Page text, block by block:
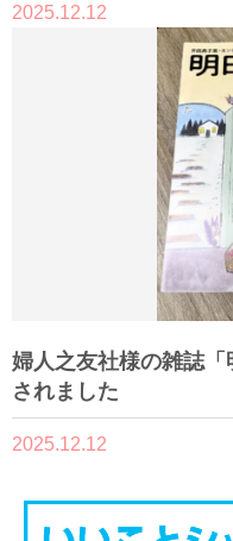
2025.12.12
婦人之友社様の雑誌
されました
2025.12.12